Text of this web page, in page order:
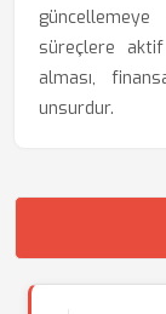
süreçlere aktif
alması,
unsurdur.